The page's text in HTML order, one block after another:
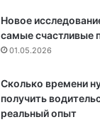
Новое
самые счастливые
01.05.2026
Сколько времени
получить
реальный опыт